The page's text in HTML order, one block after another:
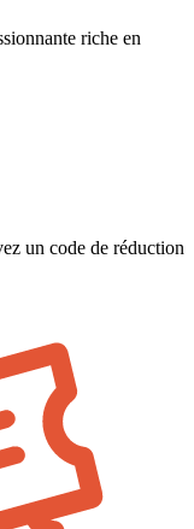
riche en
un code de réduction